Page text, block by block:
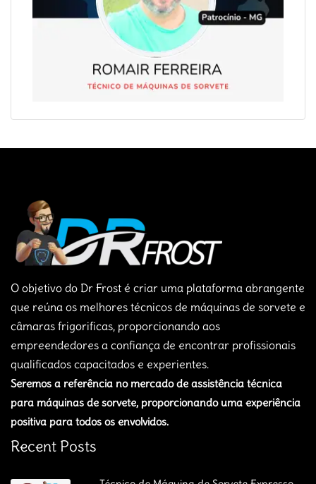
O objetivo do Dr Frost é criar uma plataforma abrangente
que reúna os melhores técnicos de máquinas de sorvete e
câmaras frigorificas, proporcionando aos
empreendedores a confiança de encontrar profissionais
qualificados capacitados e experientes.
Seremos a referência no mercado de assistência técnica
para máquinas de sorvete, proporcionando uma experiência
positiva para todos os envolvidos.
Recent Posts